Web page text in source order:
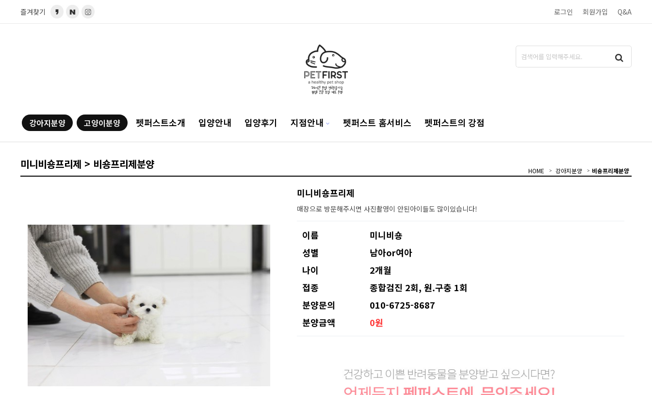
즐겨찾기 로그인 회원가입 Q&A
강아지분양 고양이분양 펫퍼스트소개 입양안내 입양후기 지점안내 펫퍼스트 홈서비스 펫퍼스트의 강점
미니비숑프리제 > 비숑프리제분양 HOME 강아지분양 비숑프리제분양
미니비숑프리제
매장으로 방문해주시면 사진촬영이 안된아이들도 많이있습니다!
이름
미니비숑
성별
남아or여아
나이
2개월
접종
종합검진 2회, 원.구충 1회
분양문의
010-6725-8687
분양금액
0원